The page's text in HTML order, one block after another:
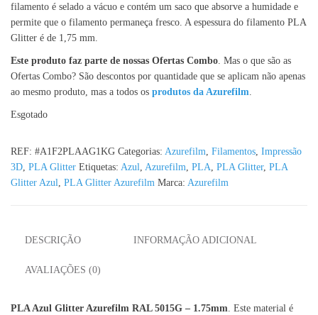
filamento é selado a vácuo e contém um saco que absorve a humidade e
permite que o filamento permaneça fresco. A espessura do filamento PLA
Glitter é de 1,75 mm.
Este produto faz parte de nossas Ofertas Combo . Mas o que são as
Ofertas Combo? São descontos por quantidade que se aplicam não apenas
ao mesmo produto, mas a todos os produtos da Azurefilm
Esgotado
REF: #A1F2PLAAG1KG Categorias: Azurefilm Filamentos Impressão
3D PLA Glitter Etiquetas: Azul Azurefilm PLA PLA Glitter, PLA
Glitter Azul
PLA Glitter Azurefilm Marca: Azurefilm
DESCRIÇÃO INFORMAÇÃO ADICIONAL
AVALIAÇÕES (0)
PLA Azul Glitter Azurefilm RAL 5015G – 1.75mm. Este material é